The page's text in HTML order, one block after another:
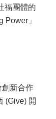
福團體的
」
新合作
(Give) 開